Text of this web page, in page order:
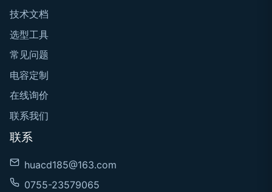
技术文档
选型工具
常见问题
电容定制
在线询价
联系我们
联系
huacd185@163.com
0755-23579065